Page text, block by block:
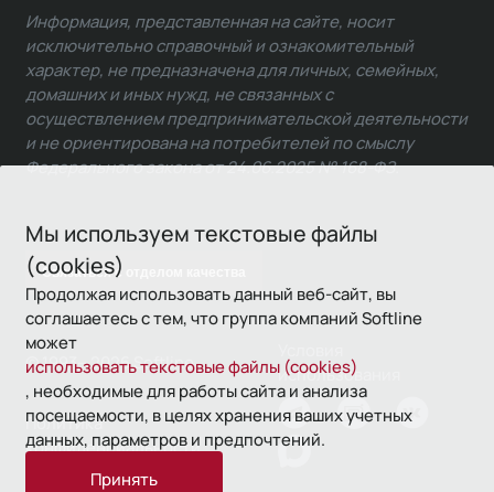
Мы используем текстовые файлы
(cookies)
Продолжая использовать данный веб-сайт, вы
соглашаетесь с тем, что группа компаний Softline
может
использовать текстовые файлы (cookies)
, необходимые для работы сайта и анализа
посещаемости, в целях хранения ваших учетных
данных, параметров и предпочтений.
Принять
Связаться с отделом качества
Информация, представленная на сайте, носит
исключительно справочный и ознакомительный
характер, не предназначена для личных, семейных,
домашних и иных нужд, не связанных с
осуществлением предпринимательской деятельности
и не ориентирована на потребителей по смыслу
Федерального закона от 24.06.2025 № 168-ФЗ.
© 1993—2026 Softline
использования
Политика
конфиденциальности